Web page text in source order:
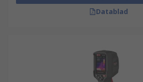
Datablad